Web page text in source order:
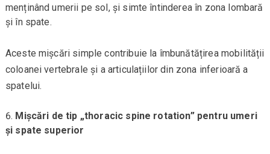
menținând umerii pe sol, și simte întinderea în zona lombară
și în spate.
Aceste mișcări simple contribuie la îmbunătățirea mobilității
coloanei vertebrale și a articulațiilor din zona inferioară a
spatelui.
Mișcări de tip „thoracic spine rotation” pentru umeri
și spate superior